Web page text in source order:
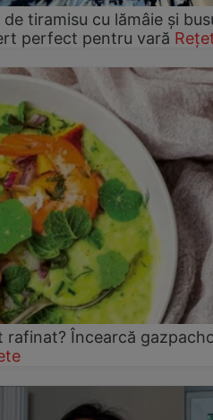
tiramisu cu lămâie și
perfect pentru vară
rafinat? Încearcă